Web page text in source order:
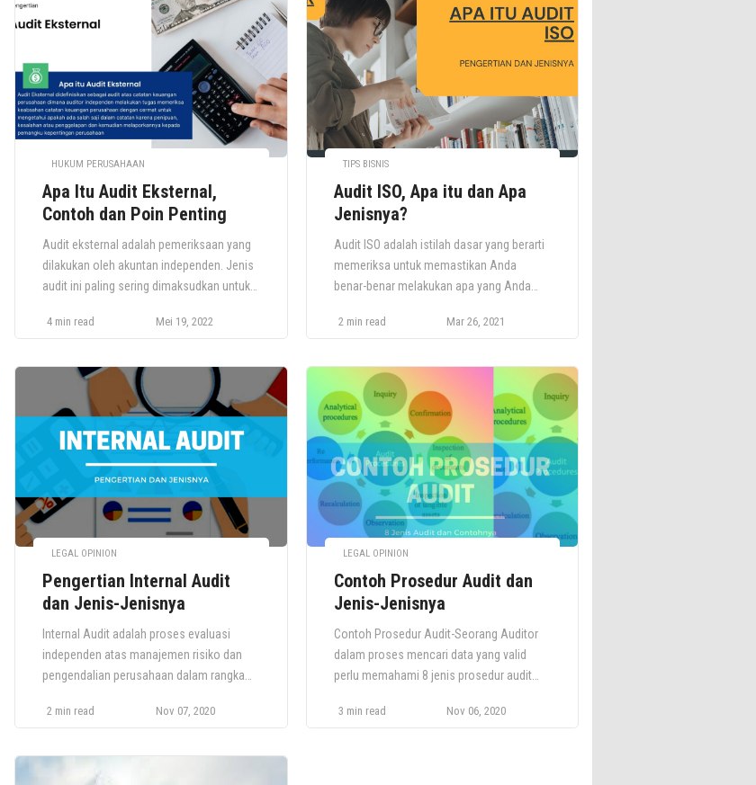
HUKUM PERUSAHAAN
Apa Itu Audit Eksternal,
Contoh dan Poin Penting
Audit eksternal adalah pemeriksaan yang
dilakukan oleh akuntan independen. Jenis
audit ini paling sering dimaksudkan untuk
keuangan suatu entitas. Sertifikasi ini
pinjaman tertentu, dan untuk semua bisnis
publik. Tujuan audit eksternal adalah untuk
menentukan: Keakuratan dan kelengkapan
catatan akuntansi klien; Apakah catatan
akuntansi klien telah disiapkan […]
4 min read Mei 19, 2022
TIPS BISNIS
Audit ISO, Apa itu dan Apa
Jenisnya?
Audit ISO adalah istilah dasar yang berarti
memeriksa untuk memastikan Anda
benar-benar melakukan apa yang Anda
yang Anda lakukan Selama Menjalani
akan melakukan hal sebagai berikut:
memverifikasi bahwa sistem manajemen
sesuai dengan standar ISO yang relevan
periksa untuk memastikan bahwa tindakan
yang […]
2 min read Mar 26, 2021
LEGAL OPINION
Pengertian Internal Audit
dan Jenis-Jenisnya
Internal Audit adalah proses evaluasi
independen atas manajemen risiko dan
pengendalian perusahaan dalam rangka
menambah nilai perusahaan. Selain itu,
memastikan bahwa perusahaan mematuhi
hukum dan peraturan yang berlaku dan
2 min read Nov 07, 2020
LEGAL OPINION
Contoh Prosedur Audit dan
Jenis-Jenisnya
Contoh Prosedur Audit-Seorang Auditor
dalam proses mencari data yang valid
perlu memahami 8 jenis prosedur audit
jenis-jenis prosedur ini dan sekaligus
3 min read Nov 06, 2020